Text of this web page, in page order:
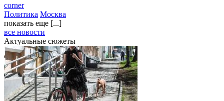
corner
Политика Москва
показать еще [...]
все новости
Актуальные сюжеты